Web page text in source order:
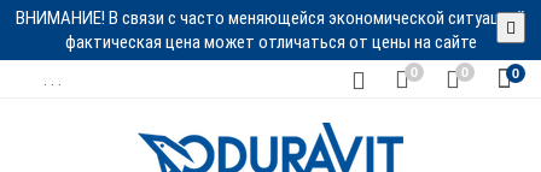
ВНИМАНИЕ! В связи с часто меняющейся экономической ситуацией
фактическая цена может отличаться от цены на сайте
0 0 0